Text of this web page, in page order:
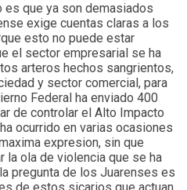
es que ya son demasiados
exige cuentas claras a los
esto no puede estar
el sector empresarial se ha
arteros hechos sangrientos,
y sector comercial, para
Federal ha enviado 400
de controlar el Alto Impacto
ocurrido en varias ocasiones
expresion, sin que
la ola de violencia que se ha
pregunta de los Juarenses es